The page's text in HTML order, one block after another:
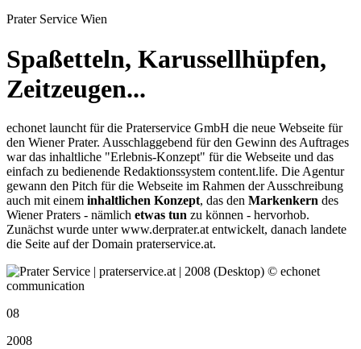
Prater Service Wien
Spaßetteln, Karussellhüpfen,
Zeitzeugen...
echonet launcht für die Praterservice GmbH die neue Webseite für
den Wiener Prater. Ausschlaggebend für den Gewinn des Auftrages
war das inhaltliche "Erlebnis-Konzept" für die Webseite und das
einfach zu bedienende Redaktionssystem content.life. Die Agentur
gewann den Pitch für die Webseite im Rahmen der Ausschreibung
auch mit einem inhaltlichen Konzept, das den Markenkern des
Wiener Praters - nämlich etwas tun zu können - hervorhob.
Zunächst wurde unter www.derprater.at entwickelt, danach landete
die Seite auf der Domain praterservice.at.
08
2008